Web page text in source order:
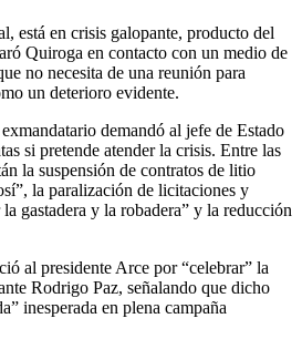
está en crisis galopante, producto del
Quiroga en contacto con un medio de
no necesita de una reunión para
un deterioro evidente.
demandó al jefe de Estado
si pretende atender la crisis. Entre las
la suspensión de contratos de litio
la paralización de licitaciones y
gastadera y la robadera” y la reducción
al presidente Arce por “celebrar” la
Rodrigo Paz, señalando que dicho
inesperada en plena campaña